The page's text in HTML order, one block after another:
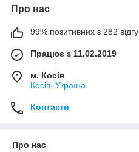
Про нас
99% позитивних з 282
Працює з 11.02.2019
м. Косів
Косів, Україна
Контакти
Про нас